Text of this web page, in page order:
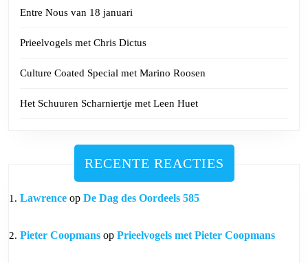
Entre Nous van 18 januari
Prieelvogels met Chris Dictus
Culture Coated Special met Marino Roosen
Het Schuuren Scharniertje met Leen Huet
RECENTE REACTIES
Lawrence op De Dag des Oordeels 585
Pieter Coopmans op Prieelvogels met Pieter Coopmans